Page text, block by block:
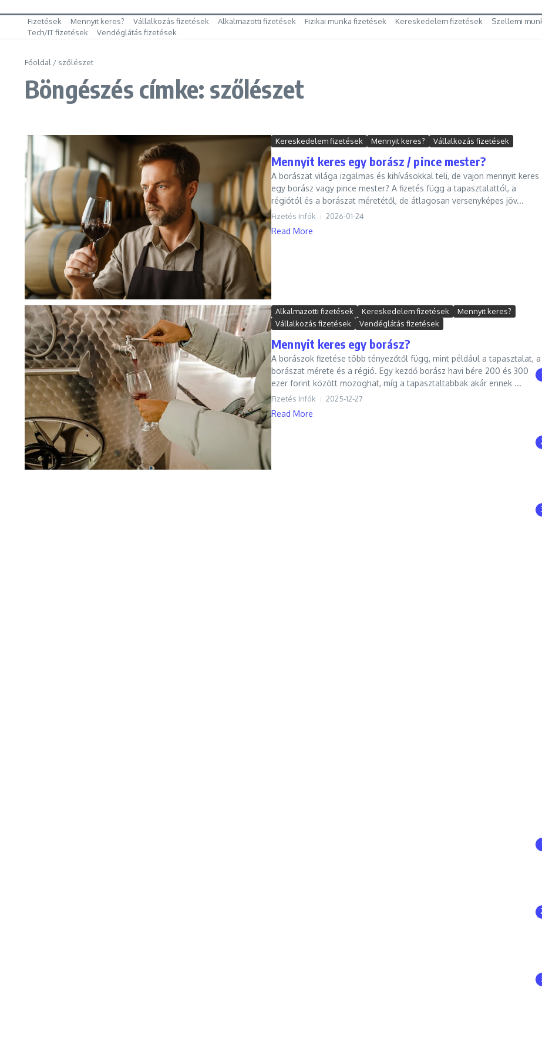
Fizetések Mennyit keres? Vállalkozás fizetések Alkalmazotti fizetések Fizikai munka fizetések Kereskedelem fizetések
Szellemi
Tech/IT fizetések
Vendéglátás fizetések
Főoldal / szőlészet
Böngészés címke: szőlészet
Kereskedelem fizetések Mennyit keres? Vállalkozás fizetések
Mennyit keres egy borász / pince mester?
A borászat világa izgalmas és kihívásokkal teli, de vajon mennyit keres
egy borász vagy pince mester? A fizetés függ a tapasztalattól, a
régiótól és a borászat méretétől, de átlagosan versenyképes jöv...
Fizetés Infók 2026-01-24
Read More
Alkalmazotti fizetések Kereskedelem fizetések
Mennyit keres?
Vállalkozás fizetések
Vendéglátás fizetések
Mennyit keres egy borász?
A borászok fizetése több tényezőtől függ, mint például a tapasztalat, a
borászat mérete és a régió. Egy kezdő borász havi bére 200 és 300
ezer forint között mozoghat, míg a tapasztaltabbak akár ennek ...
Fizetés Infók 2025-12-27
Read More